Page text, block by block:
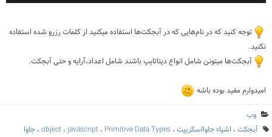
توجه کنید که در نام‌هایی که در آبجکت‌ها استفاده میکنید از کلمات رزرو شده استفاده
نکنید.
آبجکت‌ها میتونن شامل انواع دیتاتایپ باشند شامل اعداد،آرایه و حتی آبجکت.
امیدوارم مفید بوده باشه
وب
آبجکت ، اشیاء جاوااسکریپت ، object ،javascript ، Primitive Data Types ، جاوا